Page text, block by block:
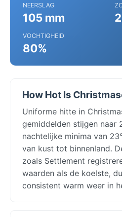
NEERSLAG
105 mm
VOCHTIGHEID
80%
How Hot Is
Uniforme hitte in
gemiddelden stijgen naar
nachtelijke minima van
van kust tot binnenland.
zoals Settlement
waarden als de koelste,
consistent warm weer in